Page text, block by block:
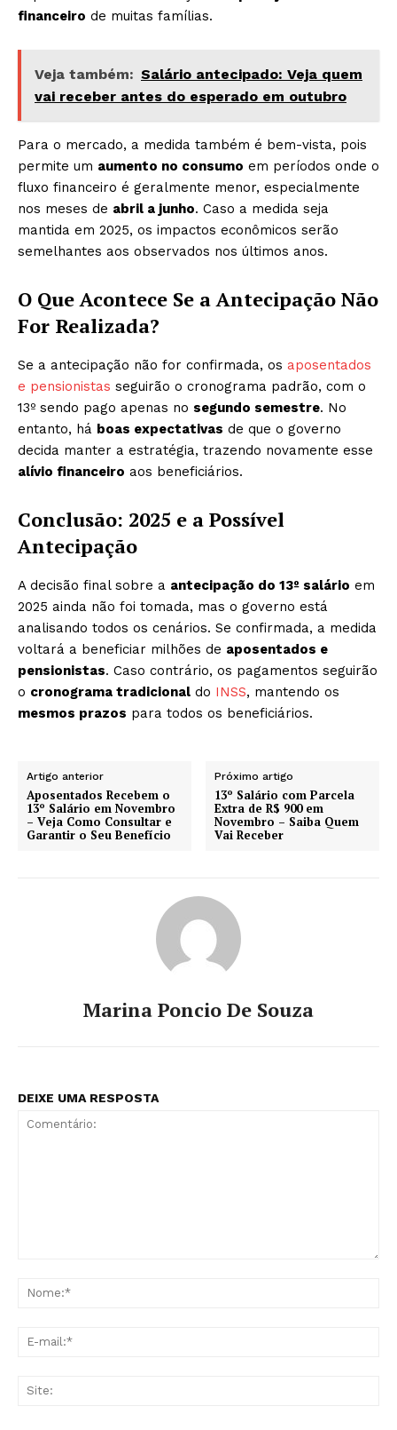
financeiro de muitas famílias.
Veja também: Salário antecipado: Veja quem
vai receber antes do esperado em outubro
Para o mercado, a medida também é bem-vista, pois
permite um aumento no consumo em períodos onde o
fluxo financeiro é geralmente menor, especialmente
nos meses de abril a junho. Caso a medida seja
mantida em 2025, os impactos econômicos serão
semelhantes aos observados nos últimos anos.
O Que Acontece Se a Antecipação Não
For Realizada?
Se a antecipação não for confirmada, os aposentados
e pensionistas seguirão o cronograma padrão, com o
13º sendo pago apenas no segundo semestre. No
entanto, há boas expectativas de que o governo
decida manter a estratégia, trazendo novamente esse
alívio financeiro aos beneficiários.
Conclusão: 2025 e a Possível
Antecipação
A decisão final sobre a antecipação do 13º salário em
2025 ainda não foi tomada, mas o governo está
analisando todos os cenários. Se confirmada, a medida
voltará a beneficiar milhões de aposentados e
pensionistas. Caso contrário, os pagamentos seguirão
o cronograma tradicional do INSS, mantendo os
mesmos prazos para todos os beneficiários.
Artigo anterior
Aposentados Recebem o
13º Salário em Novembro
– Veja Como Consultar e
Garantir o Seu Benefício
Próximo artigo
13º Salário com Parcela
Extra de R$ 900 em
Novembro – Saiba Quem
Vai Receber
Marina Poncio De Souza
DEIXE UMA RESPOSTA